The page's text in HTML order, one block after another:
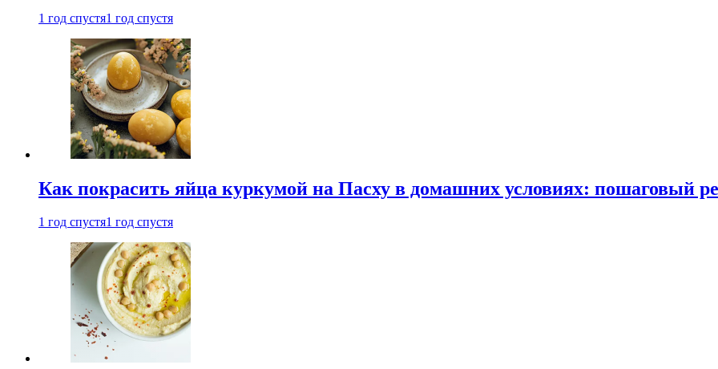
1 год спустя1 год спустя
Как покрасить яйца куркумой на Пасху в домашних условиях: пошаговый
1 год спустя1 год спустя